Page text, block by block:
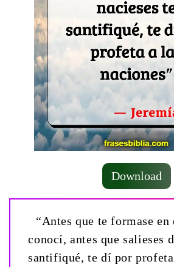
Download
“Antes que te formase
conocí, antes que salieses
santifiqué, te dí por profeta